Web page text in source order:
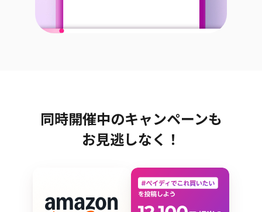
同時開催中のキャンペーンも
お見逃しなく！